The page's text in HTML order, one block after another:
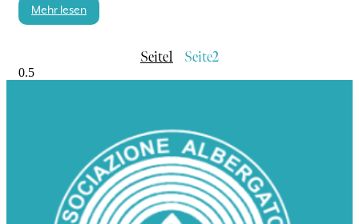
Mehr lesen
Seite1 Seite2